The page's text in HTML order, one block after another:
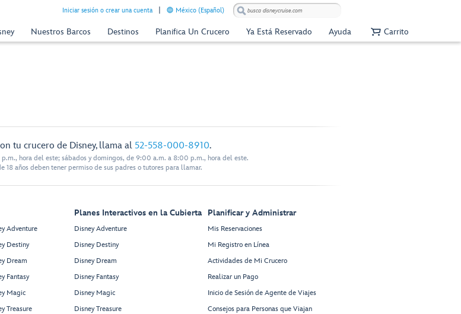
Iniciar sesión o crear una cuenta México (Español)
Nuestros Barcos Destinos Planifica Un Crucero Ya Está Reservado Ayuda Carrito
tu crucero de Disney, llama al 52-558-000-8910.
hora del este; sábados y domingos, de 9:00 a.m. a 8:00 p.m., hora del este.
18 años deben tener permiso de sus padres o tutores para llamar.
Adventure
Destiny
Dream
Fantasy
Magic
Treasure
Planes Interactivos en la Cubierta
Disney Adventure
Disney Destiny
Disney Dream
Disney Fantasy
Disney Magic
Disney Treasure
Planificar y Administrar
Mis Reservaciones
Mi Registro en Línea
Actividades de Mi Crucero
Realizar un Pago
Inicio de Sesión de Agente de Viajes
Consejos para Personas que Viajan